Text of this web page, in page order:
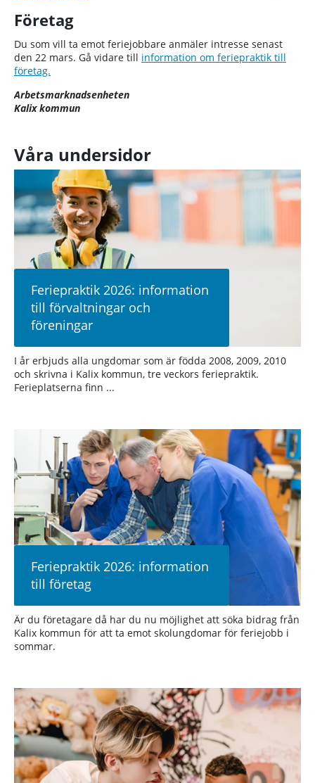
Företag
Du som vill ta emot feriejobbare anmäler intresse senast
den 22 mars. Gå vidare till information om feriepraktik till
företag.
Arbetsmarknadsenheten
Kalix kommun
Våra undersidor
Feriepraktik 2026: information
till förvaltningar och
föreningar
I år erbjuds alla ungdomar som är födda 2008, 2009, 2010
och skrivna i Kalix kommun, tre veckors feriepraktik.
Ferieplatserna finn ...
Feriepraktik 2026: information
till företag
Är du företagare då har du nu möjlighet att söka bidrag från
Kalix kommun för att ta emot skolungdomar för feriejobb i
sommar.